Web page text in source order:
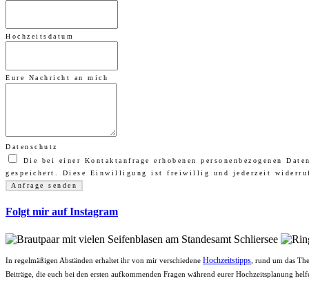
Hochzeitsdatum
Eure Nachricht an mich
Datenschutz
Die bei einer Kontaktanfrage erhobenen personenbezogenen
gespeichert. Diese Einwilligung ist freiwillig und jederzeit
Folgt mir auf Instagram
In regelmäßigen Abständen erhaltet ihr von mir verschiedene Hochzeitstipps , rund um das
Beiträge, die euch bei den ersten aufkommenden Fragen während eurer Hochzeitsplanung